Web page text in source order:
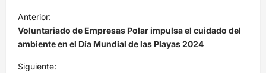
N
a
v
e
Anterior:
Voluntariado de Empresas Polar impulsa el cuidado del
ambiente en el Día Mundial de las Playas 2024
Siguiente: